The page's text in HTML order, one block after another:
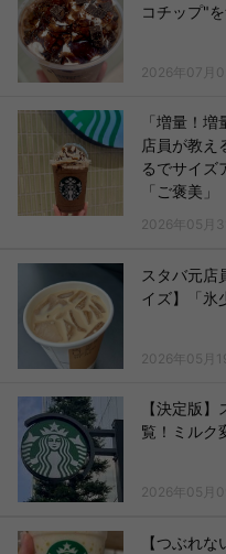
コチップ"
2026年07月
「増量！
店員が教え
るでサイズ
「ご褒美」
2026年05月
スタバ元店
イズ】「氷
2026年05月19
【決定版
覧！ミルク
2026年05月
【つぶれ